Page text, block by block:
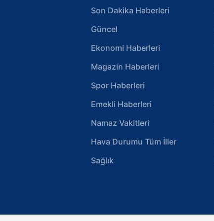
Son Dakika Haberleri
Güncel
Ekonomi Haberleri
Magazin Haberleri
Spor Haberleri
Emekli Haberleri
Namaz Vakitleri
Hava Durumu Tüm İller
Sağlık